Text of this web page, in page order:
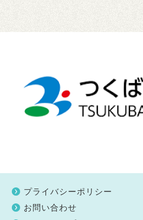
プライバシーポリシー
お問い合わせ